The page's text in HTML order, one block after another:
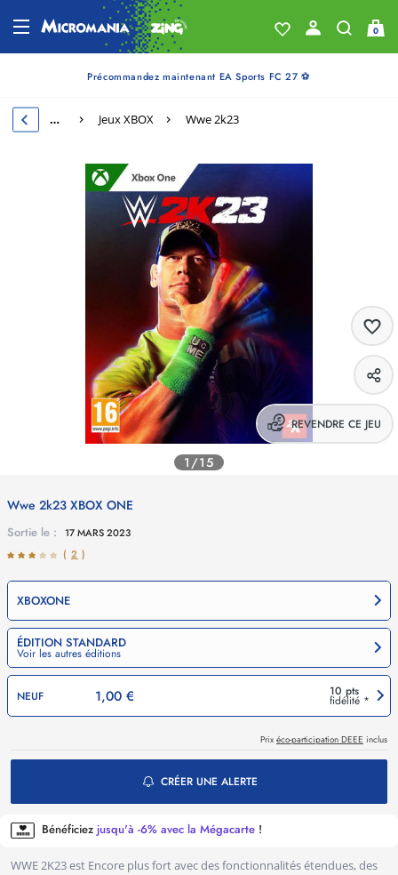
0
Précommandez maintenant EA Sports FC 27 ⚽
… Jeux XBOX Wwe 2k23
1/15
REVENDRE CE JEU
Wwe 2k23 XBOX ONE
Sortie le :
17 MARS 2023
( 2 )
ÉDITION STANDARD
Voir les autres éditions
XBOXONE
NEUF 1,00 € 10 pts
fidélité *
Prix éco-participation DEEE inclus
CRÉER UNE ALERTE
Bénéficiez jusqu'à -6% avec la Mégacarte !
WWE 2K23 est Encore plus fort avec des fonctionnalités étendues, des